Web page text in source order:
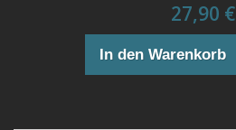
27,90 €
In den Warenkorb